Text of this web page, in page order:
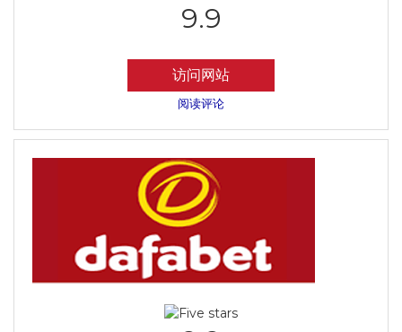
9.9
访问网站
阅读评论